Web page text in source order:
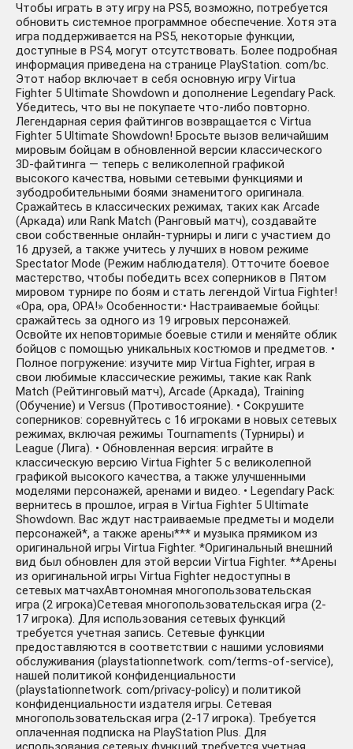
Чтобы играть в эту игру на PS5, возможно, потребуется
обновить системное программное обеспечение. Хотя эта
игра поддерживается на PS5, некоторые функции,
доступные в PS4, могут отсутствовать. Более подробная
информация приведена на странице PlayStation. com/bc.
Этот набор включает в себя основную игру Virtua
Fighter 5 Ultimate Showdown и дополнение Legendary Pack.
Убедитесь, что вы не покупаете что-либо повторно.
Легендарная серия файтингов возвращается с Virtua
Fighter 5 Ultimate Showdown! Бросьте вызов величайшим
мировым бойцам в обновленной версии классического
3D-файтинга — теперь с великолепной графикой
высокого качества, новыми сетевыми функциями и
зубодробительными боями знаменитого оригинала.
Сражайтесь в классических режимах, таких как Arcade
(Аркада) или Rank Match (Ранговый матч), создавайте
свои собственные онлайн-турниры и лиги с участием до
16 друзей, а также учитесь у лучших в новом режиме
Spectator Mode (Режим наблюдателя). Отточите боевое
мастерство, чтобы победить всех соперников в Пятом
мировом турнире по боям и стать легендой Virtua Fighter!
«Ора, ора, ОРА!» Особенности:• Настраиваемые бойцы:
сражайтесь за одного из 19 игровых персонажей.
Освойте их неповторимые боевые стили и меняйте облик
бойцов с помощью уникальных костюмов и предметов. •
Полное погружение: изучите мир Virtua Fighter, играя в
свои любимые классические режимы, такие как Rank
Match (Рейтинговый матч), Arcade (Аркада), Training
(Обучение) и Versus (Противостояние). • Сокрушите
соперников: соревнуйтесь с 16 игроками в новых сетевых
режимах, включая режимы Tournaments (Турниры) и
League (Лига). • Обновленная версия: играйте в
классическую версию Virtua Fighter 5 с великолепной
графикой высокого качества, а также улучшенными
моделями персонажей, аренами и видео. • Legendary Pack:
вернитесь в прошлое, играя в Virtua Fighter 5 Ultimate
Showdown. Вас ждут настраиваемые предметы и модели
персонажей*, а также арены*** и музыка прямиком из
оригинальной игры Virtua Fighter. *Оригинальный внешний
вид был обновлен для этой версии Virtua Fighter. **Арены
из оригинальной игры Virtua Fighter недоступны в
сетевых матчахАвтономная многопользовательская
игра (2 игрока)Сетевая многопользовательская игра (2-
17 игрока). Для использования сетевых функций
требуется учетная запись. Сетевые функции
предоставляются в соответствии с нашими условиями
обслуживания (playstationnetwork. com/terms-of-service),
нашей политикой конфиденциальности
(playstationnetwork. com/privacy-policy) и политикой
конфиденциальности издателя игры. Сетевая
многопользовательская игра (2-17 игрока). Требуется
оплаченная подписка на PlayStation Plus. Для